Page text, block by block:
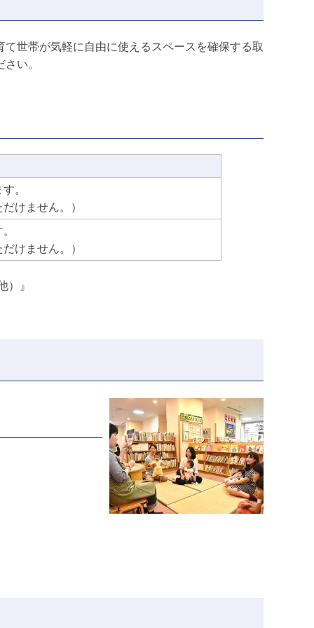
世帯が気軽に自由に使えるスペースを確保する取
い。
。
けません。）
けません。）
）』